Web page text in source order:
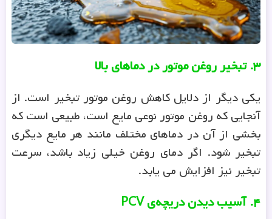
۳.تبخیر روغن موتور در دماهای بالا
یکی دیگر از دلایل کاهش روغن موتور تبخیر است. از
آنجایی که روغن موتور نوعی مایع است، طبیعی است که
بخشی از آن در دماهای مختلف مانند هر مایع دیگری
تبخیر شود. اگر دمای روغن خیلی زیاد باشد، سرعت
تبخیر نیز افزایش می یابد.
۴.آسیب دیدن دریچه‌یPCV